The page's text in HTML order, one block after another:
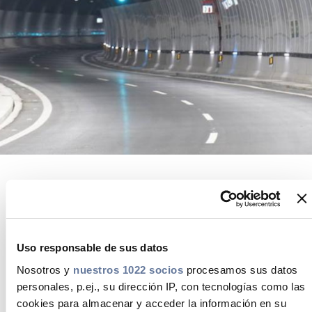
Uso responsable de sus datos
Nosotros y nuestros 1022 sociosprocesamos sus datos
personales, p.ej., su dirección IP, con tecnologías como las
cookies para almacenar y acceder la información en su
Media
Buscador Dop
People & Careers
Contáctanos
Web Global
PRYSMIAN CLUB
DISCOVER ENERGY
3D
Finaliza la renovación del Túnel de
Las obras de renovación del túnel de Belabieta, el
más largo de la A-15 en el tramo guipuzcoano, han
finalizado tras 11 meses de obras y se ha reabierto al
tráfico el domingo 8 de mayo de 2022. La